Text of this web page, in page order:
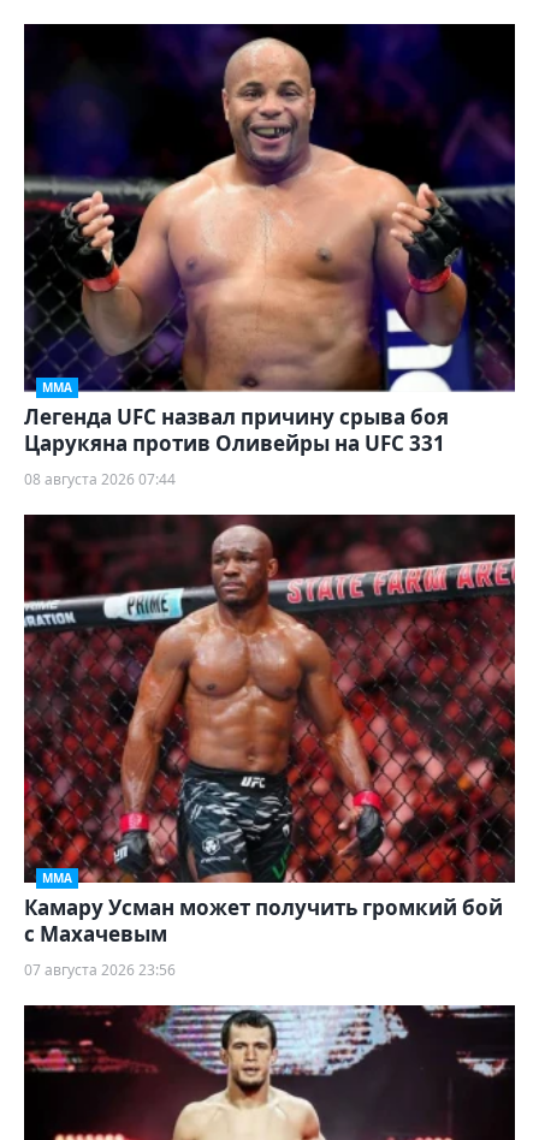
ММА
Легенда UFC назвал причину срыва боя
Царукяна против Оливейры на UFC 331
08 августа 2026 07:44
ММА
Камару Усман может получить громкий бой
с Махачевым
07 августа 2026 23:56